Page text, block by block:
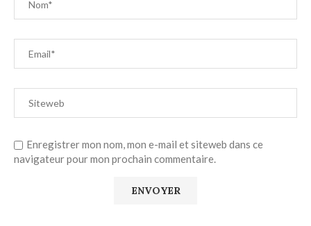
Enregistrer mon nom, mon e-mail et siteweb dans ce
navigateur pour mon prochain commentaire.